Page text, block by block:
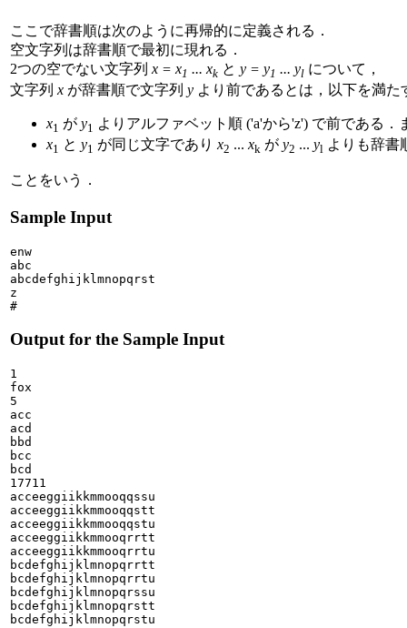
ここで辞書順は次のように再帰的に定義される．
空文字列は辞書順で最初に現れる．
2つの空でない文字列 x = x1 ... xk と y = y1 ... yl について，
文字列 x が辞書順で文字列 y より前であるとは，以下を満た
x1 が y1 よりアルファベット順 ('a'から'z') で前である．
x1 と y1 が同じ文字であり x2 ... xk が y2 ... yl よりも辞書
ことをいう．
Sample Input
enw
abc
abcdefghijklmnopqrst
z
Output for the Sample Input
1
fox
5
acc
acd
bbd
bcc
bcd
17711
acceeggiikkmmooqqssu
acceeggiikkmmooqqstt
acceeggiikkmmooqqstu
acceeggiikkmmooqrrtt
acceeggiikkmmooqrrtu
bcdefghijklmnopqrrtt
bcdefghijklmnopqrrtu
bcdefghijklmnopqrssu
bcdefghijklmnopqrstt
bcdefghijklmnopqrstu